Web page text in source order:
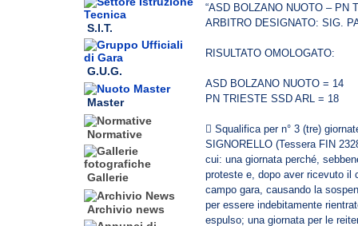
S.I.T.
G.U.G.
Master
Normative
Gallerie
Archivio news
“ASD BOLZANO NUOTO – PN
ARBITRO DESIGNATO: SIG.
RISULTATO OMOLOGATO:
ASD BOLZANO NUOTO = 14
PN TRIESTE SSD ARL = 18
 Squalifica per n° 3 (tre)
SIGNORELLO (Tessera FIN
cui: una giornata perché,
proteste e, dopo aver ricevuto il
campo gara, causando la
per essere indebitamente
espulso; una giornata per le